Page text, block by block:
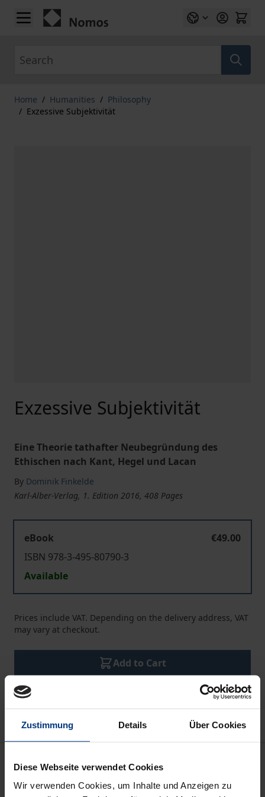
Zustimmung Details Über Cookies
Diese Webseite verwendet Cookies
Wir verwenden Cookies, um Inhalte und Anzeigen zu
Skip to Content
Home / Humanities / Philosophy
/ Exzessive Subjektivität
Exzessive Subjektivität
Eine Theorie tathafter Neubegründung des
Ethischen nach Kant, Hegel und Lacan
By Dominik Finkelde
Karl-Alber-Verlag, 1. Edition 2016, 408 Pages
eBook
€49.00
ISBN 978-3-495-80790-3
Available
Prices include VAT. Depending on the delivery address, VAT
may vary at checkout.
Add to Cart
Add to Wish List
Delivery cost notice
Wie lassen sich ethisch motivierte Taten denken, die